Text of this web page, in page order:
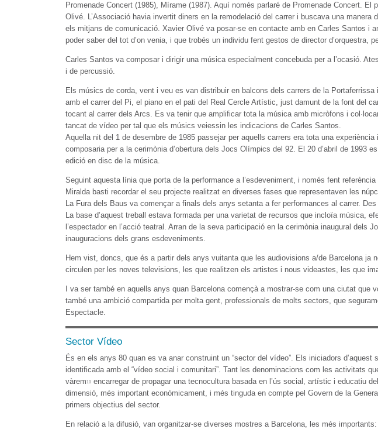
Promenade Concert (1985), Mírame (1987). Aquí només parlaré de Promenade Concert.
Olivé. L’Associació havia invertit diners en la remodelació del carrer i buscava una
els mitjans de comunicació. Xavier Olivé va posar-se en contacte amb en Carles Santos
poder saber del tot d’on venia, i que trobés un individu fent gestos de director d’orquestra,
Carles Santos va composar i dirigir una música especialment concebuda per a l’ocasió.
i de percussió.
Els músics de corda, vent i veu es van distribuir en balcons dels carrers de la
amb el carrer del Pi, el piano en el pati del Real Cercle Artístic, just damunt de la font del
tocant al carrer dels Arcs. Es va tenir que amplificar tota la música amb micròfons i
tancat de vídeo per tal que els músics veiessin les indicacions de Carles Santos.
Aquella nit del 1 de desembre de 1985 passejar per aquells carrers era tota una
composaria per a la cerimònia d’obertura dels Jocs Olímpics del 92. El 20 d’abril de
edició en disc de la música.
Seguint aquesta línia que porta de la performance a l’esdeveniment, i només fent
Miralda basti recordar el seu projecte realitzat en diverses fases que representaven les
La Fura dels Baus va començar a finals dels anys setanta a fer performances al carrer.
La base d’aquest treball estava formada per una varietat de recursos que incloïa
l’espectador en l’acció teatral. Arran de la seva participació en la cerimònia inaugural
inauguracions dels grans esdeveniments.
Hem vist, doncs, que és a partir dels anys vuitanta que les audiovisions a/de Barcelona
circulen per les noves televisions, les que realitzen els artistes i nous videastes, les que
I va ser també en aquells anys quan Barcelona començà a mostrar-se com una ciutat
també una ambició compartida per molta gent, professionals de molts sectors, que
Espectacle.
Sector Vídeo
És en els anys 80 quan es va anar construint un “sector del vídeo”. Els iniciadors
identificada amb el “vídeo social i comunitari”. Tant les denominacions com les activitats
vàrem10 encarregar de propagar una tecnocultura basada en l’ús social, artístic i educatiu
dimensió, més important econòmicament, i més tinguda en compte pel Govern de la
primers objectius del sector.
En relació a la difusió, van organitzar-se diverses mostres a Barcelona, les més